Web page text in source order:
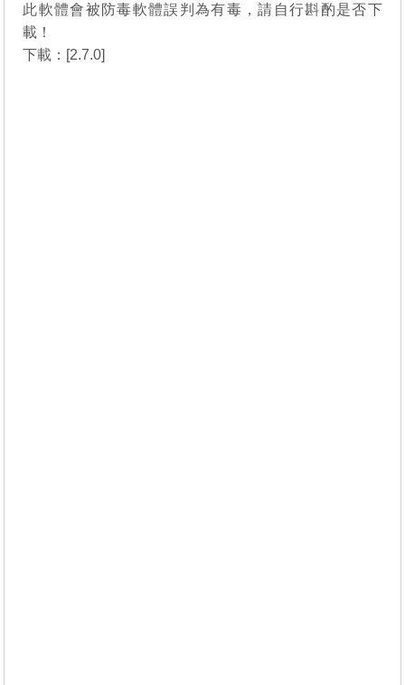
此軟體會被防毒軟體誤判為有毒，請自行斟酌是否下
載！
下載：[2.7.0]